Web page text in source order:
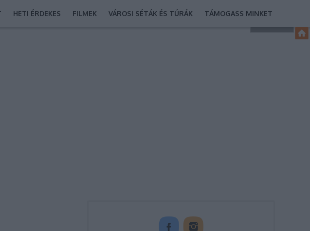
HETI ÉRDEKES FILMEK VÁROSI SÉTÁK ÉS TÚRÁK TÁMOGASS MINKET